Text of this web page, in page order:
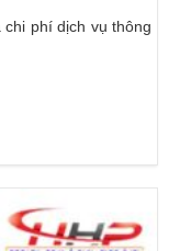
phí dịch vụ thông